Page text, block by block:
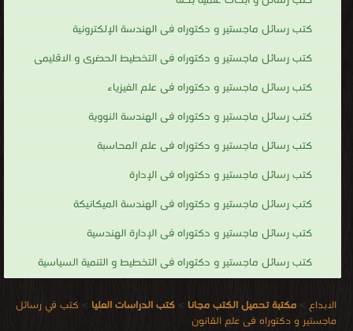
كتب رسائل ماجستير و دكتوراه فى الهندسة الإلكترونية
كتب رسائل ماجستير و دكتوراه فى التخطيط الحضرى و الاقليمى
كتب رسائل ماجستير و دكتوراه فى علم الفيزياء
كتب رسائل ماجستير و دكتوراه فى الهندسة النووية
كتب رسائل ماجستير و دكتوراه فى علم المحاسبة
كتب رسائل ماجستير و دكتوراه فى الإدارة
كتب رسائل ماجستير و دكتوراه فى الهندسة الميكانيكة
كتب رسائل ماجستير و دكتوراه فى الإدارة الهندسية
كتب رسائل ماجستير و دكتوراه فى التخطيط و التنمية السياسية
الابداع > مكتبة تحميل الكتب مجانا > كتب الدراسات العليا > كتب في رسائل
ماجستير و دكتوراه فى علم القانون